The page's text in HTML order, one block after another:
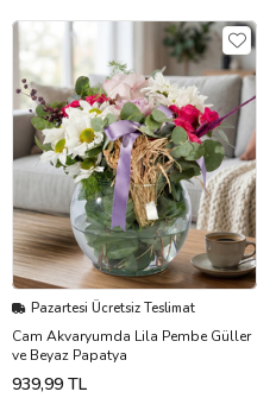
Pazartesi Ücretsiz Teslimat
Cam Akvaryumda Lila Pembe Güller
ve Beyaz Papatya
939,99 TL